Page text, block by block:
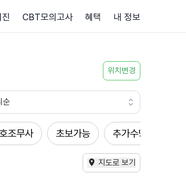
CBT모의고사 혜택 내 정보
위치변경
순
조무사 초보가능 추가수당
지도로 보기